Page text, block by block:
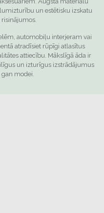
un estētisku izskatu
automobiļu interjeram vai
atradīsiet rūpīgi atlasītus
attiecību. Mākslīgā āda ir
un izturīgus izstrādājumus
modei.